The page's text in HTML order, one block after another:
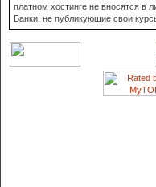
платном хостинге не вносятся в
Банки, не публикующие свои